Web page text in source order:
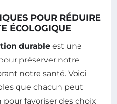
POUR RÉDUIRE
ÉCOLOGIQUE
durable est une
préserver notre
notre santé. Voici
que chacun peut
favoriser des choix